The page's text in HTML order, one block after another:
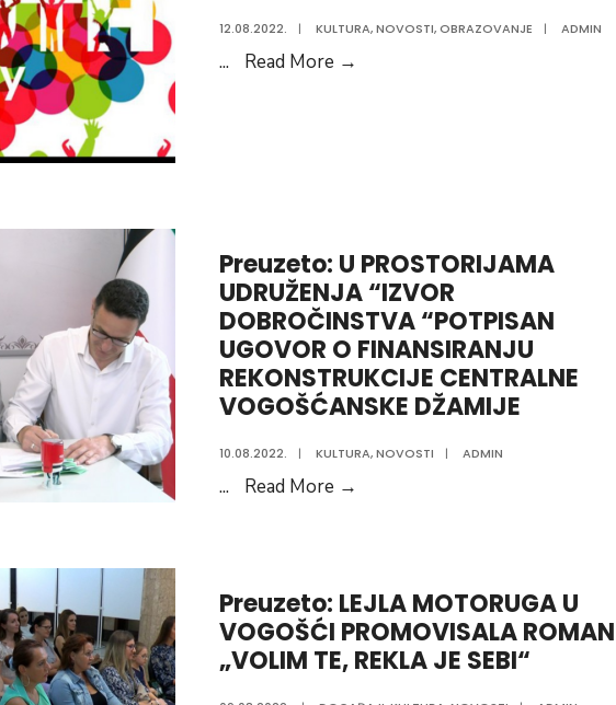
12.08.2022. | KULTURA,NOVOSTI,OBRAZOVANJE | ADMIN
... Read More →
MEĐUNARODNI
DAN
MLADIH
Preuzeto: U PROSTORIJAMA
UDRUŽENJA “IZVOR
DOBROČINSTVA “POTPISAN
UGOVOR O FINANSIRANJU
REKONSTRUKCIJE CENTRALNE
VOGOŠĆANSKE DŽAMIJE
10.08.2022. | KULTURA,NOVOSTI | ADMIN
... Read More →
“IZVOR
DOBROČINSTVA
“POTPISAN
Preuzeto: LEJLA MOTORUGA U
VOGOŠĆI PROMOVISALA ROMAN
„VOLIM TE, REKLA JE SEBI“